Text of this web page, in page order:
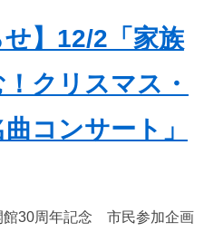
せ】12/2「家族
クリスマス・
コンサート」
館30周年記念 市民参加企画